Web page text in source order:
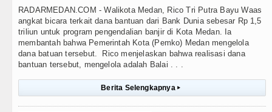
RADARMEDAN.COM - Walikota Medan, Rico Tri Putra Bayu Waas
angkat bicara terkait dana bantuan dari Bank Dunia sebesar Rp 1,5
triliun untuk program pengendalian banjir di Kota Medan. Ia
membantah bahwa Pemerintah Kota (Pemko) Medan mengelola
dana batuan tersebut. Rico menjelaskan bahwa realisasi dana
bantuan tersebut, mengelola adalah Balai . . .
Berita Selengkapnya ▸